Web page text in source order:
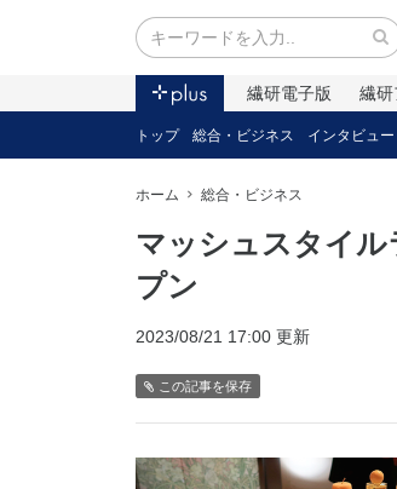
繊研電子版 繊研
トップ 総合・ビジネス インタビュー
ホーム 総合・ビジネス
マッシュスタイ
プン
2023/08/21 17:00 更新
この記事を保存